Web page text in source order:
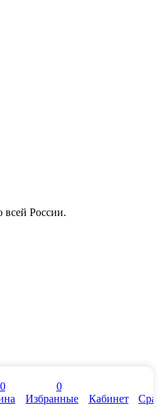
России.
0
0
Избранные
Кабинет